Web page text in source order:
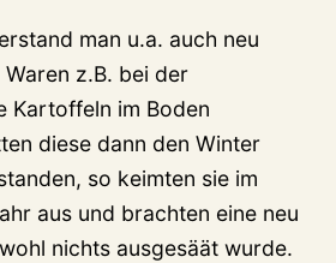
man u.a. auch neu
z.B. bei der
Kartoffeln im Boden
diese dann den Winter
so keimten sie im
aus und brachten eine neu
nichts ausgesäät wurde.